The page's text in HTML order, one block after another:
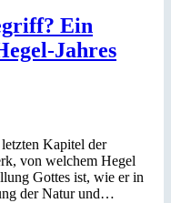
Ein
Jahres
Kapitel der
von welchem Hegel
Gottes ist, wie er in
der Natur und…